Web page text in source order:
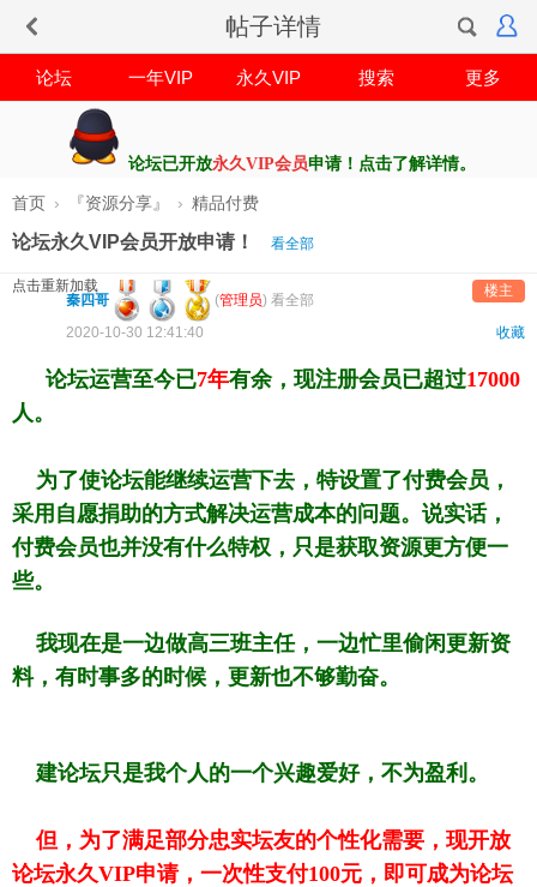
帖子详情
论坛 一年VIP 永久VIP 搜索 更多
论坛已开放永久VIP会员申请！点击了解详情。
首页 › 『资源分享』 › 精品付费
论坛永久VIP会员开放申请！ 看全部
点击重新加载 楼主
秦四哥 (管理员) 看全部
收藏
2020-10-30 12:41:40
论坛运营至今已7年有余，现注册会员已超过17000
人。
为了使论坛能继续运营下去，特设置了付费会员，
采用自愿捐助的方式解决运营成本的问题。说实话，
付费会员也并没有什么特权，只是获取资源更方便一
些。
我现在是一边做高三班主任，一边忙里偷闲更新资
料，有时事多的时候，更新也不够勤奋。
建论坛只是我个人的一个兴趣爱好，不为盈利。
但，为了满足部分忠实坛友的个性化需要，现开放
论坛永久VIP申请，一次性支付100元，即可成为论坛